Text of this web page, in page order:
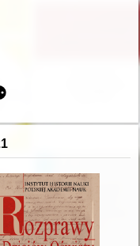
latach 1867-1939